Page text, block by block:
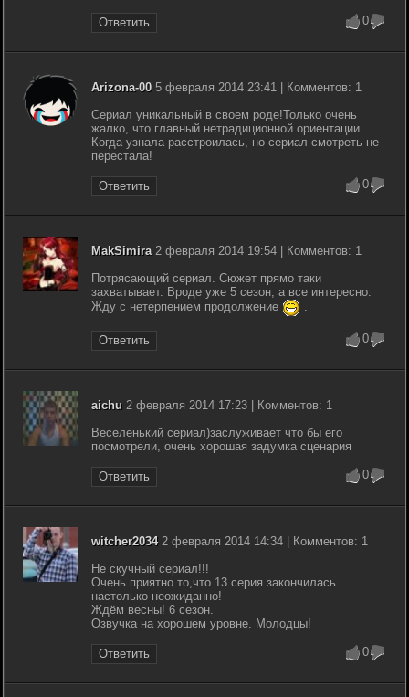
Ответить 0
Arizona-005 февраля 2014 23:41 | Комментов: 1
Сериал уникальный в своем роде!Только очень
жалко, что главный нетрадиционной ориентации...
Когда узнала расстроилась, но сериал смотреть не
перестала!
Ответить 0
MakSimira2 февраля 2014 19:54 | Комментов: 1
Потрясающий сериал. Сюжет прямо таки
захватывает. Вроде уже 5 сезон, а все интересно.
Жду с нетерпением продолжение
.
Ответить 0
aichu 2 февраля 2014 17:23 | Комментов: 1
Веселенький сериал)заслуживает что бы его
посмотрели, очень хорошая задумка сценария
Ответить 0
witcher20342 февраля 2014 14:34 | Комментов: 1
Не скучный сериал!!!
Очень приятно то,что 13 серия закончилась
настолько неожиданно!
Ждём весны! 6 сезон.
Озвучка на хорошем уровне. Молодцы!
Ответить 0